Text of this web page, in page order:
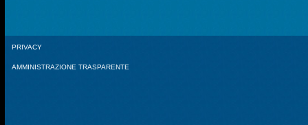
PRIVACY
AMMINISTRAZIONE TRASPARENTE